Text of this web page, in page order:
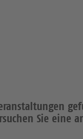
Sie eine